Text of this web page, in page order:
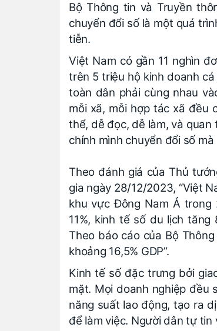
Bộ Thông tin và Truyền
chuyển đổi số là một quá
tiễn.
Việt Nam có gần 11 nghìn
trên 5 triệu hộ kinh doanh
toàn dân phải cùng nhau
mỗi xã, mỗi hợp tác xã đều
thể, dễ đọc, dễ làm, và
chính mình chuyển đổi số
Theo đánh giá của Thủ
gia ngày 28/12/2023, “Việt
khu vực Đông Nam Á
11%, kinh tế số du lịch tăng
Theo báo cáo của Bộ
khoảng 16,5% GDP”.
Kinh tế số đặc trưng bởi
mặt. Mọi doanh nghiệp đều
năng suất lao động, tạo ra
để làm việc. Người dân tự